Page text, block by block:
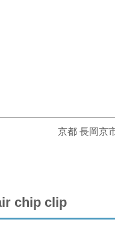
京都 長岡京
chip clip